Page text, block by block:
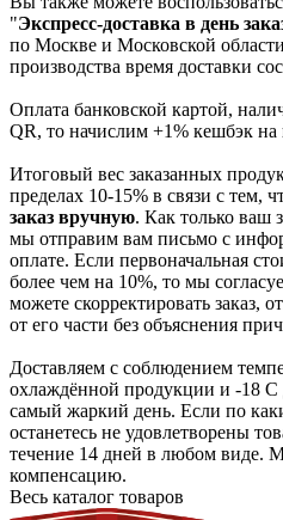
"Экспресс-доставка в день
по Москве и Московской
производства время доставки
Оплата банковской картой,
QR, то начислим +1% кешбэк на
Итоговый вес заказанных
пределах 10-15% в связи с тем,
заказ вручную. Как только ваш
мы отправим вам письмо с
оплате. Если первоначальная
более чем на 10%, то мы
можете скорректировать заказ,
от его части без объяснения
Доставляем с соблюдением
охлаждённой продукции и -18 С
самый жаркий день. Если по
останетесь не удовлетворены
течение 14 дней в любом виде.
компенсацию.
Весь каталог товаров